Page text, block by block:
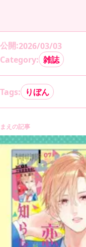
公開:2026/03/03
Category: 雑誌
Tags: りぼん
まえの記事